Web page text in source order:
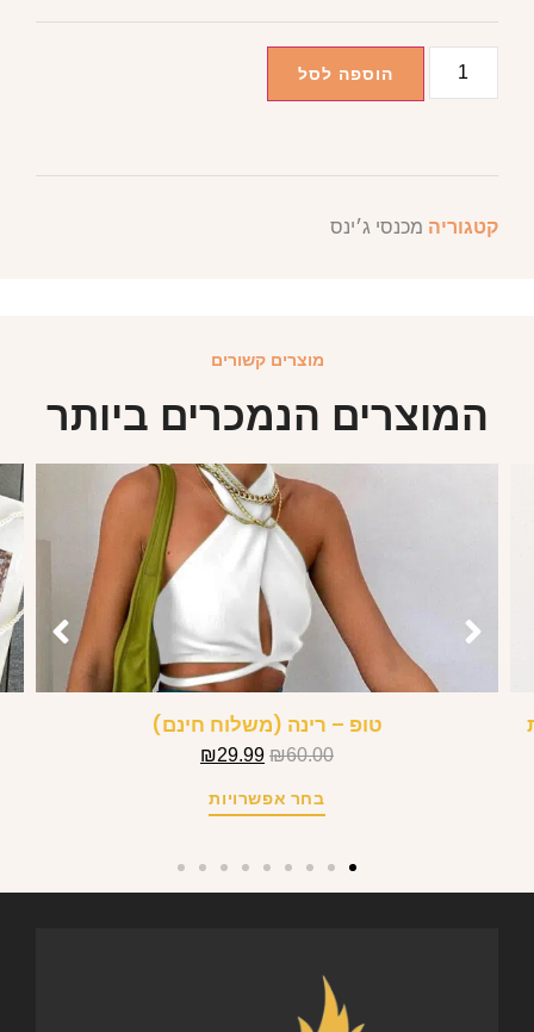
הוספה לסל
קטגוריה מכנסי ג׳ינס
מוצרים קשורים
המוצרים הנמכרים ביותר
טופ – רינה (משלוח חינם)
₪60.00
₪29.99
בחר אפשרויות